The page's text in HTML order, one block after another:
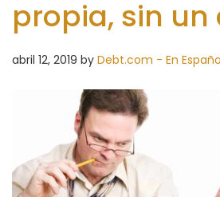
propia, sin
abril 12, 2019 by Debt.com - En